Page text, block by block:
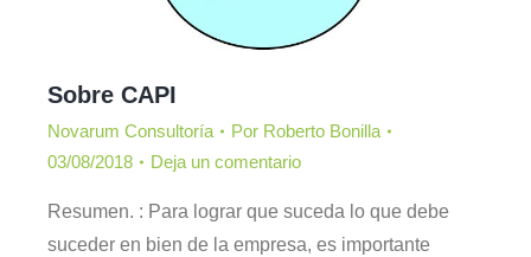
Sobre CAPI
Novarum Consultoría Por Roberto Bonilla
03/08/2018
Deja un comentario
Resumen. : Para lograr que suceda lo que debe
suceder en bien de la empresa, es importante